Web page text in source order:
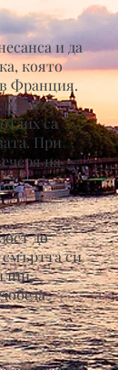
и да
която
Франция.
Тя е
са
При
на
до
си